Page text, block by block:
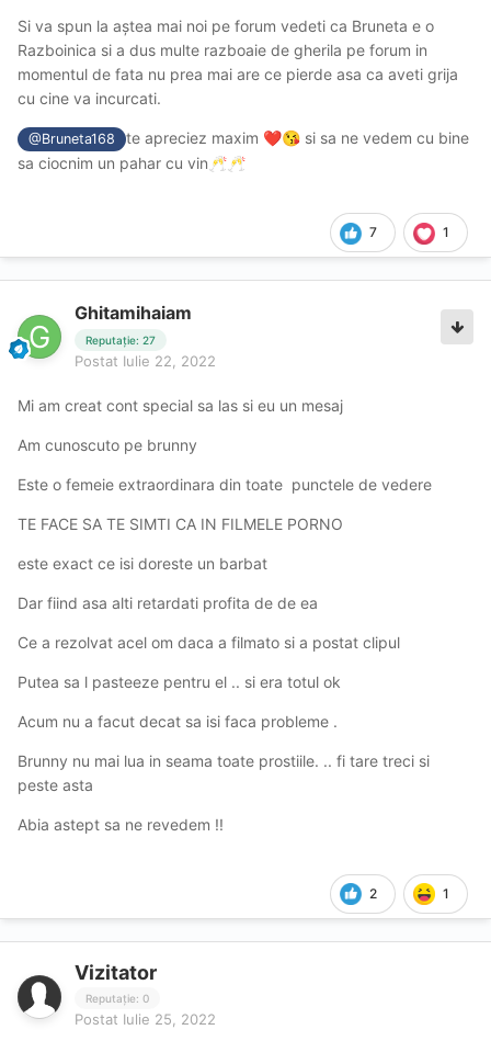
Si va spun la aștea mai noi pe forum vedeti ca Bruneta e o
Razboinica si a dus multe razboaie de gherila pe forum in
momentul de fata nu prea mai are ce pierde asa ca aveti grija
cu cine va incurcati.
@Bruneta168 te apreciez maxim ❤️😘 si sa ne vedem cu bine
sa ciocnim un pahar cu vin 🥂 🥂
7 1
Ghitamihaiam
Reputație: 27
Postat Iulie 22, 2022
Mi am creat cont special sa las si eu un mesaj
Am cunoscuto pe brunny
Este o femeie extraordinara din toate punctele de vedere
TE FACE SA TE SIMTI CA IN FILMELE PORNO
este exact ce isi doreste un barbat
Dar fiind asa alti retardati profita de de ea
Ce a rezolvat acel om daca a filmato si a postat clipul
Putea sa l pasteeze pentru el .. si era totul ok
Acum nu a facut decat sa isi faca probleme .
Brunny nu mai lua in seama toate prostiile. .. fi tare treci si
peste asta
Abia astept sa ne revedem !!
2 1
Vizitator
Reputație: 0
Postat Iulie 25, 2022